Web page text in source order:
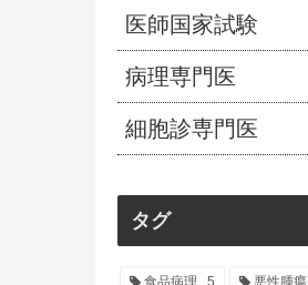
医師国家試験
病理専門医
細胞診専門医
タグ
食品病理 5 悪性腫瘍